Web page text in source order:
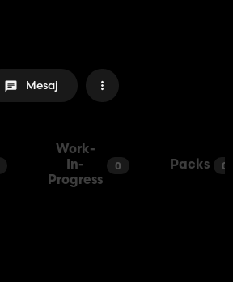
Mesaj
Work-
In-
Progress
0 Packs 0